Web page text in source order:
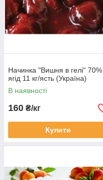
Начинка "Вишня в гелі" 70%
ягід 11 кг/ясть (Україна)
В наявності
160 ₴/кг
Купити